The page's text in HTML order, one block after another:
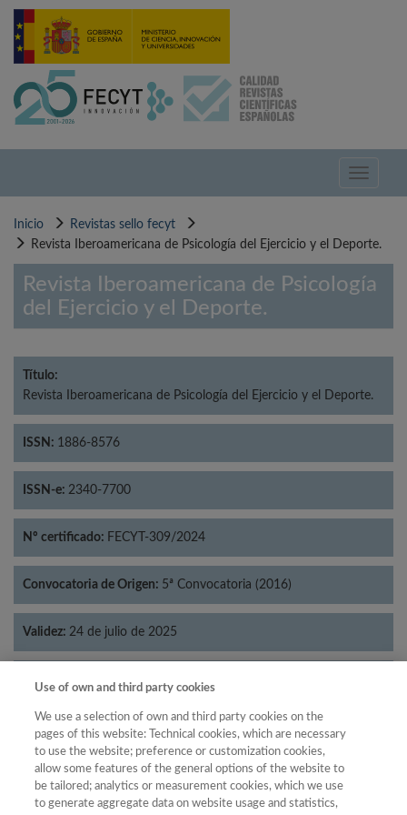
Pasar
contenido
Toggle
Inicio
Revistas sello fecyt
Revista Iberoamericana de Psicología del Ejercicio y el Deporte.
Revista Iberoamericana de Psicología
del Ejercicio y el Deporte.
Título:
Revista Iberoamericana de Psicología del Ejercicio y el Deporte.
ISSN: 1886-8576
ISSN-e: 2340-7700
Nº certificado: FECYT-309/2024
Convocatoria de Origen: 5ª Convocatoria (2016)
Validez: 24 de julio de 2025
Categorías: Psicología
Año
Año Filtrar
Use of own and third party cookies
We use a selection of own and third party cookies on the
pages of this website: Technical cookies, which are necessary
to use the website; preference or customization cookies,
allow some features of the general options of the website to
be tailored; analytics or measurement cookies, which we use
to generate aggregate data on website usage and statistics,